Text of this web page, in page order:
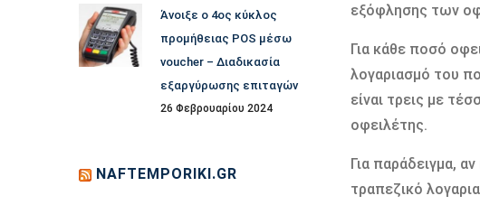
εξόφλησης των
Για κάθε ποσό
λογαριασμό του
είναι τρεις με
οφειλέτης.
Για παράδειγμα,
τραπεζικό
Άνοιξε ο 4ος κύκλος
προμήθειας POS μέσω
voucher – Διαδικασία
εξαργύρωσης επιταγών
26 Φεβρουαρίου 2024
NAFTEMPORIKI.GR